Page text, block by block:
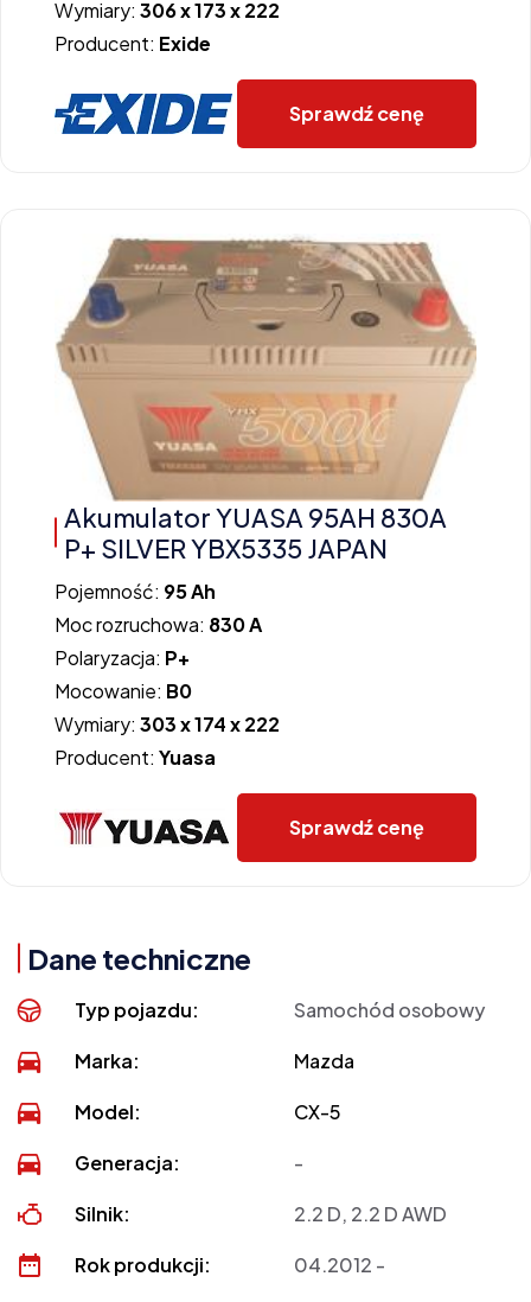
Wymiary: 306 x 173 x 222
Producent: Exide
Sprawdź cenę
Akumulator YUASA 95AH 830A
P+ SILVER YBX5335 JAPAN
Pojemność: 95 Ah
Moc rozruchowa: 830 A
Polaryzacja: P+
Mocowanie: B0
Wymiary: 303 x 174 x 222
Producent: Yuasa
Sprawdź cenę
Dane techniczne
Typ pojazdu: Samochód osobowy
Marka: Mazda
Model: CX-5
Generacja: -
Silnik: 2.2 D, 2.2 D AWD
Rok produkcji: 04.2012 -